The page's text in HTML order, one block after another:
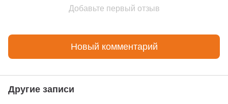
Добавьте первый отзыв
Новый комментарий
Другие записи